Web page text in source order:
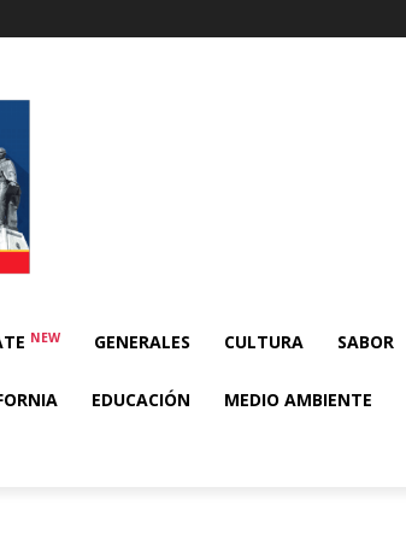
NEW GENERALES CULTURA SABOR
EDUCACIÓN MEDIO AMBIENTE